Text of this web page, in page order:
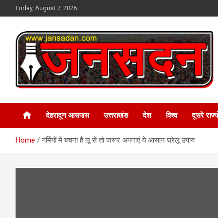
to
Friday, August 7, 2026
Jan Sadan
देहरादून आसपास उत्तराखंड देश विश्व दूसरे
Home गर्मियों में बचना है लू से तो जरूर अपनाएं ये आसान घरेलू उपाय